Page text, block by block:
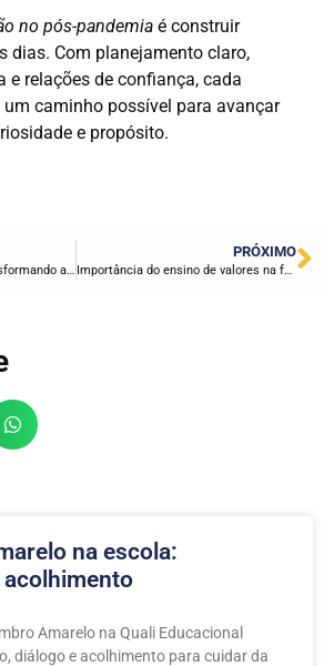
no pós-pandemia é construir
dias. Com planejamento claro,
relações de confiança, cada
caminho possível para avançar
e propósito.
Como as Artes estão transformando a Educação na Quali Educacional
PRÓXIMO
Importância do ensino de valores na formação dos alunos
na escola:
Amarelo na Quali Educacional
diálogo e acolhimento para cuidar da